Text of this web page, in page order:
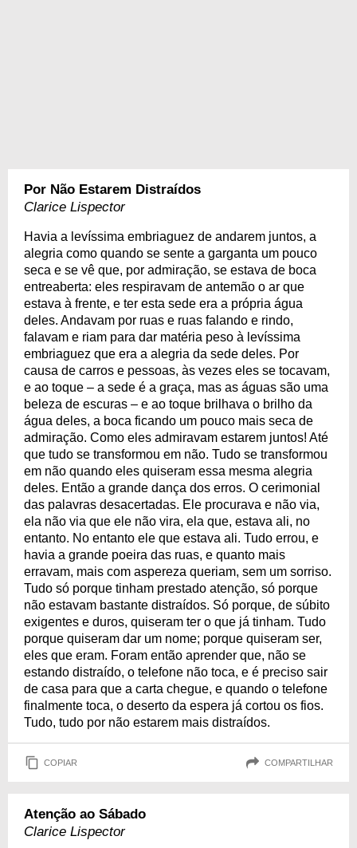
Por Não Estarem Distraídos
Clarice Lispector
Havia a levíssima embriaguez de andarem juntos, a
alegria como quando se sente a garganta um pouco
seca e se vê que, por admiração, se estava de boca
entreaberta: eles respiravam de antemão o ar que
estava à frente, e ter esta sede era a própria água
deles. Andavam por ruas e ruas falando e rindo,
falavam e riam para dar matéria peso à levíssima
embriaguez que era a alegria da sede deles. Por
causa de carros e pessoas, às vezes eles se tocavam,
e ao toque – a sede é a graça, mas as águas são uma
beleza de escuras – e ao toque brilhava o brilho da
água deles, a boca ficando um pouco mais seca de
admiração. Como eles admiravam estarem juntos! Até
que tudo se transformou em não. Tudo se transformou
em não quando eles quiseram essa mesma alegria
deles. Então a grande dança dos erros. O cerimonial
das palavras desacertadas. Ele procurava e não via,
ela não via que ele não vira, ela que, estava ali, no
entanto. No entanto ele que estava ali. Tudo errou, e
havia a grande poeira das ruas, e quanto mais
erravam, mais com aspereza queriam, sem um sorriso.
Tudo só porque tinham prestado atenção, só porque
não estavam bastante distraídos. Só porque, de súbito
exigentes e duros, quiseram ter o que já tinham. Tudo
porque quiseram dar um nome; porque quiseram ser,
eles que eram. Foram então aprender que, não se
estando distraído, o telefone não toca, e é preciso sair
de casa para que a carta chegue, e quando o telefone
finalmente toca, o deserto da espera já cortou os fios.
Tudo, tudo por não estarem mais distraídos.
COPIAR COMPARTILHAR
Atenção ao Sábado
Clarice Lispector